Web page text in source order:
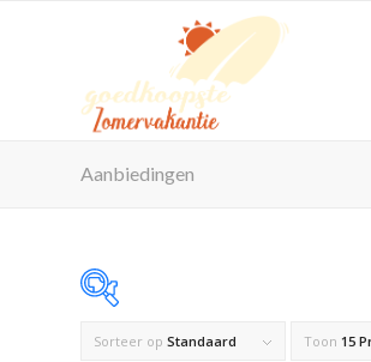
Aanbiedingen
Op voorraad
Sorteer op Standaard Toon 15